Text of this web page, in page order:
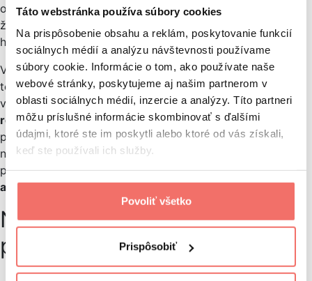
Táto webstránka používa súbory cookies
Na prispôsobenie obsahu a reklám, poskytovanie funkcií
sociálnych médií a analýzu návštevnosti používame
súbory cookie. Informácie o tom, ako používate naše
webové stránky, poskytujeme aj našim partnerom v
oblasti sociálnych médií, inzercie a analýzy. Títo partneri
môžu príslušné informácie skombinovať s ďalšími
údajmi, ktoré ste im poskytli alebo ktoré od vás získali,
keď ste používali ich služby.
Povoliť všetko
Prispôsobiť
osobné názory, vystúpenia, pokojne aj niečo z vášho
života – profesionálneho aj poloprofesionálneho. To sa
hodí hlavne nasociálne siete.
Vôbec by som sa toho nebál, pretože ako som spomínal,
ten web je založený na osobnosti ako takej. Tí ľudia
vo veľa prípadoch chcú ajvidieť, kde vystupujete, čo
robíte,s akým klientom, na akom aktuálnom projekte
pracujete, čo sa vám prihodilo doma, ak to
nie je vyslovene intímne a súkromné. To sú veci, ktoré
podľa mňapatria na sociálne siete a možno sčasti
aj na web, ktorý tvorí osobnostný profil daného človeka.
Na záver si pozrime nejaké
príklady zo Slovenska
Myslím, že to veľmi dobre uchopilKamil Aujesky,